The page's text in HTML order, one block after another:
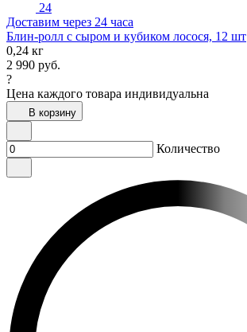
24
Доставим через 24 часа
Блин-ролл с сыром и кубиком лосося, 12 шт
0,24 кг
2 990 руб.
?
Цена каждого товара индивидуальна
В корзину
Количество